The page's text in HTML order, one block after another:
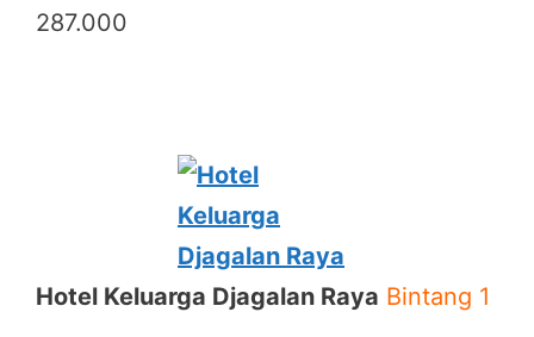
287.000
Hotel Keluarga Djagalan Raya Bintang 1